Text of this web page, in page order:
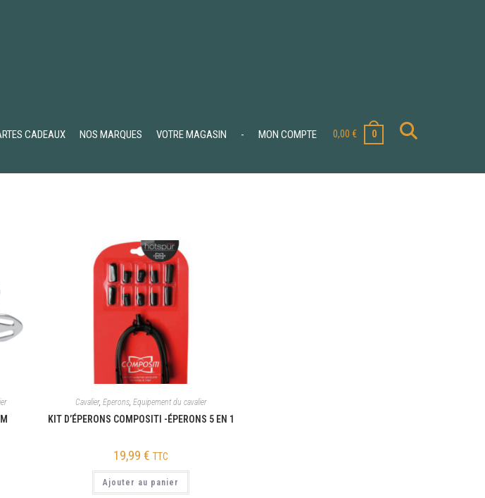
CADEAUX NOS MARQUES VOTRE MAGASIN - MON COMPTE 0,00 € 0
Cavalier, Eperons, Equipement du cavalier
KIT D’ÉPERONS COMPOSITI -ÉPERONS 5 EN 1
19,99€ TTC
Ajouter au panier